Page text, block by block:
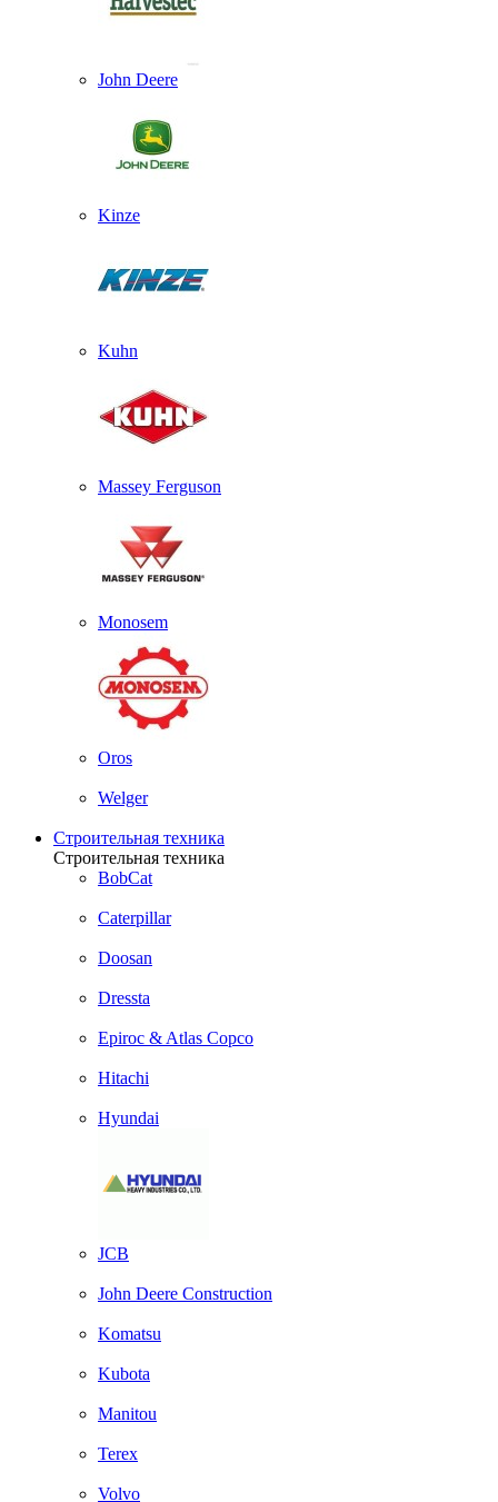
John Deere
Kinze
Kuhn
Massey Ferguson
Monosem
Oros
Welger
Строительная техника
Строительная техника
BobCat
Caterpillar
Doosan
Dressta
Epiroc & Atlas Copco
Hitachi
Hyundai
JCB
John Deere Construction
Komatsu
Kubota
Manitou
Terex
Volvo